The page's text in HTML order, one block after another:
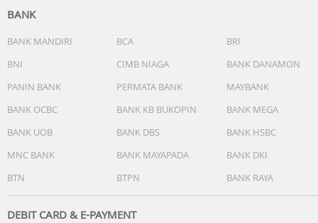
Accelerometer
Memori
Fitur
Safety and Tracking Features
Activity Tracking Features
Running Features
Cycling Features
Clock Features
BANK
BANK MANDIRI BCA
BRI
BNI
CIMB NIAGA
BANK DANAMON
PANIN BANK
PERMATA BANK
MAYBANK
BANK OCBC
BANK KB BUKOPIN
BANK MEGA
BANK UOB
BANK DBS
BANK HSBC
MNC BANK
BANK MAYAPADA
BANK DKI
BTN
BTPN BANK RAYA
DEBIT CARD & E-PAYMENT